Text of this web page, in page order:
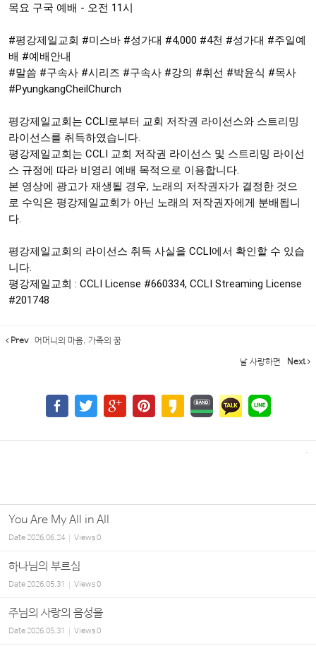
목요 구국 예배 - 오전 11시
#평강제일교회 #미스바 #성가대 #4,000 #4천 #성가대 #주일예
배 #예배안내
#말씀 #구속사 #시리즈 #구속사 #강의 #휘선 #박윤식 #목사
#PyungkangCheilChurch
평강제일교회는 CCLI로부터 교회 저작권 라이선스와 스트리밍
라이선스를 취득하였습니다.
평강제일교회는 CCLI 교회 저작권 라이선스 및 스트리밍 라이선
스 규정에 따라 비영리 예배 목적으로 이용합니다.
본 영상에 광고가 재생될 경우, 노래의 저작권자가 결정한 것으
로 수익은 평강제일교회가 아닌 노래의 저작권자에게 분배됩니
다.
평강제일교회의 라이선스 취득 사실을 CCLI에서 확인할 수 있습
니다.
평강제일교회 : CCLI License #660334
#201748
Prev 어머니의 마음, 가족의 꿈
날 사랑하면 Next
You Are My All in All
Date2026.06.24 Views0
하나님의 부르심
Date2026.05.31 Views0
주님의 사랑의 음성을
Date2026.05.31 Views0